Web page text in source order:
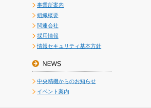
事業所案内
組織概要
関連会社
採用情報
情報セキュリティ基本方針
中央精機からのお知らせ
イベント案内